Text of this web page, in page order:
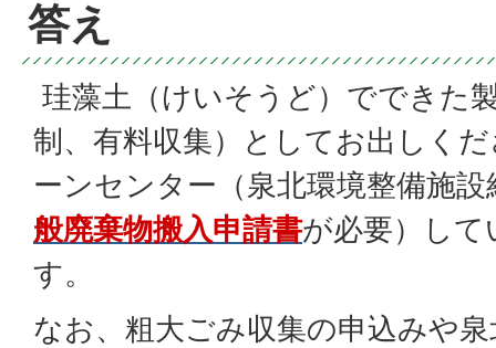
答え
珪藻土（けいそうど）でできた
制、有料収集）としてお出しく
ーンセンター（泉北環境整備施
般廃棄物搬入申請書が必要）し
す。
なお、粗大ごみ収集の申込みや